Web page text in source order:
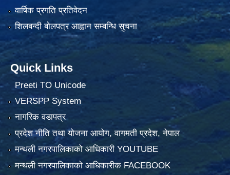
वार्षिक प्रगति प्रतिवेदन
शिलबन्दी बोलपत्र आह्वान सम्बन्धि सुचना
Quick Links
Preeti TO Unicode
VERSPP System
नागरिक वडापत्र
प्रदेश नीति तथा योजना आयोग, वागमती प्रदेश, नेपाल
मन्थली नगरपालिकाको आधिकारी YOUTUBE
मन्थली नगरपालिकाको आधिकारीक FACEBOOK